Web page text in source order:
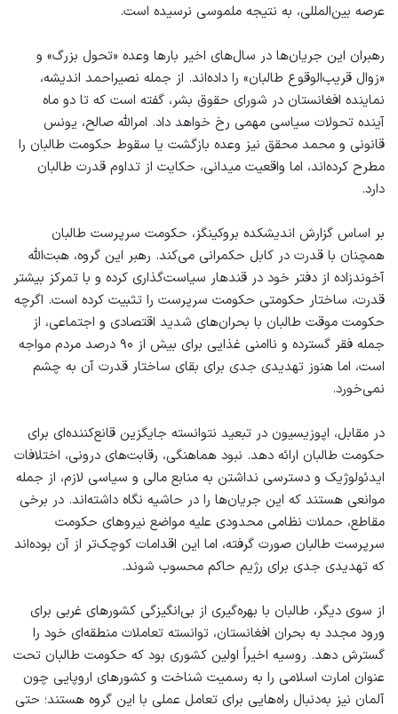
عرصه بین‌المللی، به نتیجه ملموسی نرسیده است.
رهبران این جریان‌ها در سال‌های اخیر بارها وعده «تحول بزرگ» و
«زوال قریب‌الوقوع طالبان» را داده‌اند. از جمله نصیراحمد اندیشه،
نماینده افغانستان در شورای حقوق بشر، گفته است که تا دو ماه
آینده تحولات سیاسی مهمی رخ خواهد داد. امرالله صالح، یونس
قانونی و محمد محقق نیز وعده بازگشت یا سقوط حکومت طالبان را
مطرح کرده‌اند، اما واقعیت میدانی، حکایت از تداوم قدرت طالبان
دارد.
بر اساس گزارش اندیشکده بروکینگز، حکومت سرپرست طالبان
همچنان با قدرت در کابل حکمرانی می‌کند. رهبر این گروه، هبت‌الله
آخوندزاده از دفتر خود در قندهار سیاست‌گذاری کرده و با تمرکز بیشتر
قدرت، ساختار حکومتی حکومت سرپرست را تثبیت کرده است. اگرچه
حکومت موقت طالبان با بحران‌های شدید اقتصادی و اجتماعی، از
جمله فقر گسترده و ناامنی غذایی برای بیش از ۹۰ درصد مردم مواجه
است، اما هنوز تهدیدی جدی برای بقای ساختار قدرت آن به چشم
نمی‌خورد.
در مقابل، اپوزیسیون در تبعید نتوانسته جایگزین قانع‌کننده‌ای برای
حکومت طالبان ارائه دهد. نبود هماهنگی، رقابت‌های درونی، اختلافات
ایدئولوژیک و دسترسی نداشتن به منابع مالی و سیاسی لازم، از جمله
موانعی هستند که این جریان‌ها را در حاشیه نگاه داشته‌اند. در برخی
مقاطع، حملات نظامی محدودی علیه مواضع نیروهای حکومت
سرپرست طالبان صورت گرفته، اما این اقدامات کوچک‌تر از آن بوده‌اند
که تهدیدی جدی برای رژیم حاکم محسوب شوند.
از سوی دیگر، طالبان با بهره‌گیری از بی‌انگیزگی کشورهای غربی برای
ورود مجدد به بحران افغانستان، توانسته تعاملات منطقه‌ای خود را
گسترش دهد. روسیه اخیراً اولین کشوری بود که حکومت طالبان تحت
عنوان امارت اسلامی را به رسمیت شناخت و کشورهای اروپایی چون
آلمان نیز به‌دنبال راه‌هایی برای تعامل عملی با این گروه هستند؛ حتی